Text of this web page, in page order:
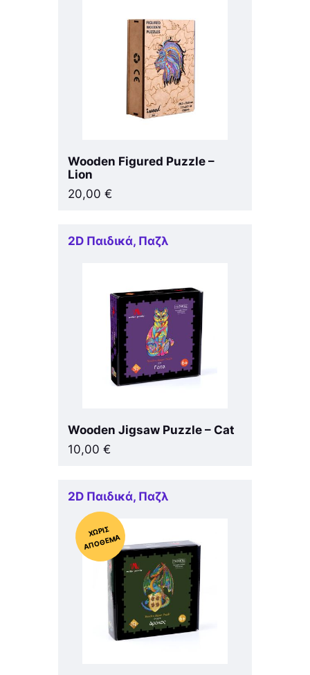
Wooden Figured Puzzle –
Lion
20,00 €
2D Παιδικά, Παζλ
Wooden Jigsaw Puzzle – Cat
10,00 €
2D Παιδικά, Παζλ
Χ
ΩΡΊΣ
Α
Π
Ό
ΘΕ
ΜΑ